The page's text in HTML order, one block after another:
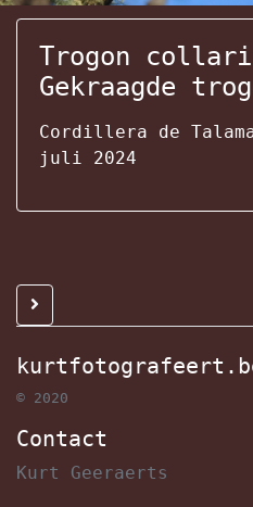
Trogon
Gekraagde
Cordillera de
juli 2024
© 2020
Contact
Kurt Geeraerts